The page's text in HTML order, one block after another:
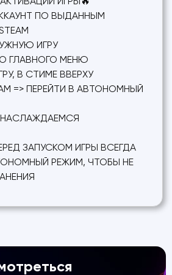
ПО ВЫДАННЫМ
ИГРУ
ГЛАВНОГО МЕНЮ
В СТИМЕ ВВЕРХУ
=> ПЕРЕЙТИ В АВТОНОМНЫЙ
НАСЛАЖДАЕМСЯ
ЗАПУСКОМ ИГРЫ ВСЕГДА
РЕЖИМ, ЧТОБЫ НЕ